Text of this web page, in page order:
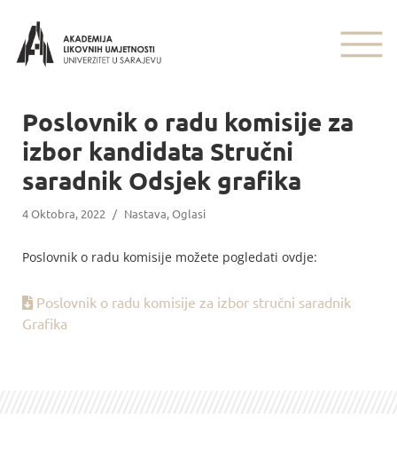
Poslovnik o radu komisije za
izbor kandidata Stručni
saradnik Odsjek grafika
4 Oktobra, 2022 / Nastava,Oglasi
Poslovnik o radu komisije možete pogledati ovdje:
Poslovnik o radu komisije za izbor stručni saradnik
Grafika